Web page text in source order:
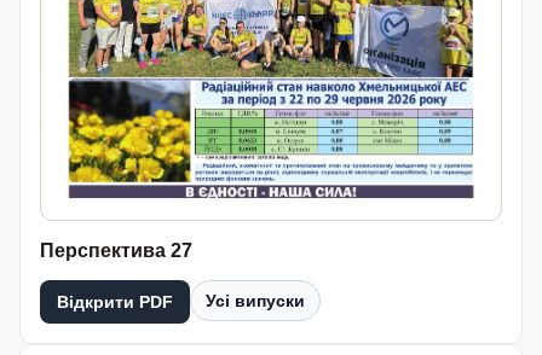
Перспектива 27
Відкрити PDF Усі випуски